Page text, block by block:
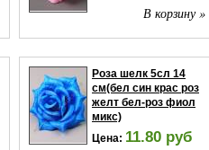
В корзину »
Роза шелк 5сл 14
см(бел син крас роз
желт бел-роз фиол
микс)
Цена: 11.80 руб